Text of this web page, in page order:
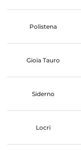
Polistena
Gioia Tauro
Siderno
Locri